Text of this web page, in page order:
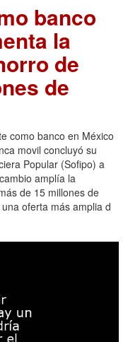
banco
la
de
de
como banco en México
movil concluyó su
Popular (Sofipo) a
amplía la
de 15 millones de
oferta más amplia d